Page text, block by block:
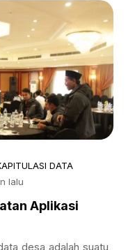
DATA
lalu
Aplikasi
desa adalah suatu